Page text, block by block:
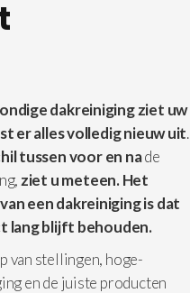
dakreiniging ziet uw
er alles volledig nieuw uit.
tussen voor en nade
ziet u meteen. Het
een dakreiniging is dat
lang blijft behouden.
van stellingen, hoge-
en de juiste producten